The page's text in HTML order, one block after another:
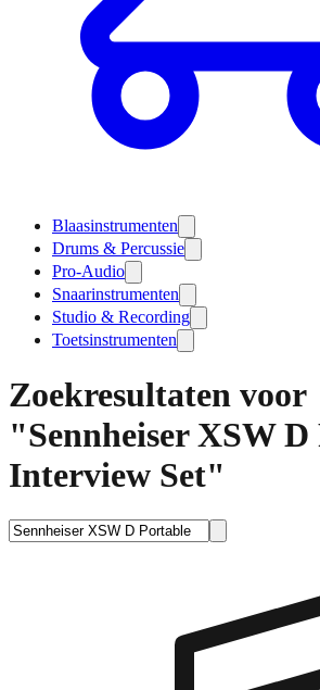
Blaasinstrumenten
Drums & Percussie
Pro-Audio
Snaarinstrumenten
Studio & Recording
Toetsinstrumenten
Zoekresultaten voor
"Sennheiser XSW
Interview Set"